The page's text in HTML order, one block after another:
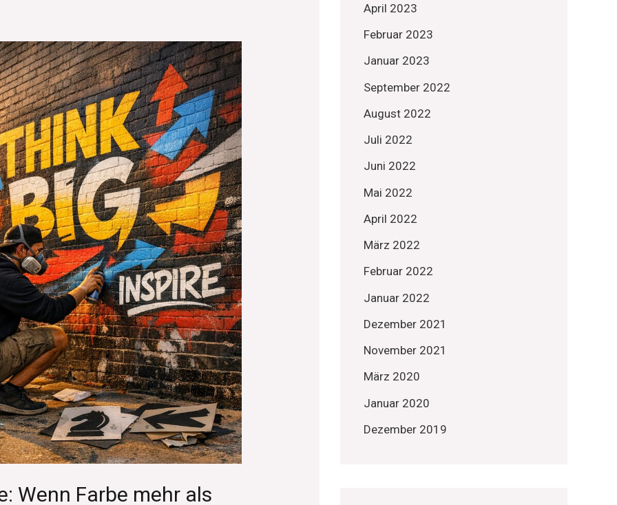
Wenn Farbe mehr als
April 2023
Februar 2023
Januar 2023
September 2022
August 2022
Juli 2022
Juni 2022
Mai 2022
April 2022
März 2022
Februar 2022
Januar 2022
Dezember 2021
November 2021
März 2020
Januar 2020
Dezember 2019